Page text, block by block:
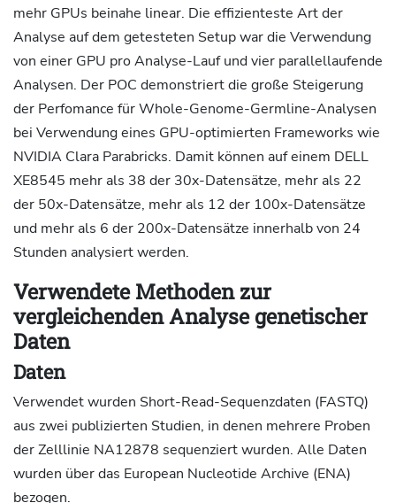
mehr GPUs beinahe linear. Die effizienteste Art der
Analyse auf dem getesteten Setup war die Verwendung
von einer GPU pro Analyse-Lauf und vier parallellaufende
Analysen. Der POC demonstriert die große Steigerung
der Perfomance für Whole-Genome-Germline-Analysen
bei Verwendung eines GPU-optimierten Frameworks wie
NVIDIA Clara Parabricks. Damit können auf einem DELL
XE8545 mehr als 38 der 30x-Datensätze, mehr als 22
der 50x-Datensätze, mehr als 12 der 100x-Datensätze
und mehr als 6 der 200x-Datensätze innerhalb von 24
Stunden analysiert werden.
Verwendete Methoden zur
vergleichenden Analyse genetischer
Daten
Daten
Verwendet wurden Short-Read-Sequenzdaten (FASTQ)
aus zwei publizierten Studien, in denen mehrere Proben
der Zelllinie NA12878 sequenziert wurden. Alle Daten
wurden über das European Nucleotide Archive (ENA)
bezogen.